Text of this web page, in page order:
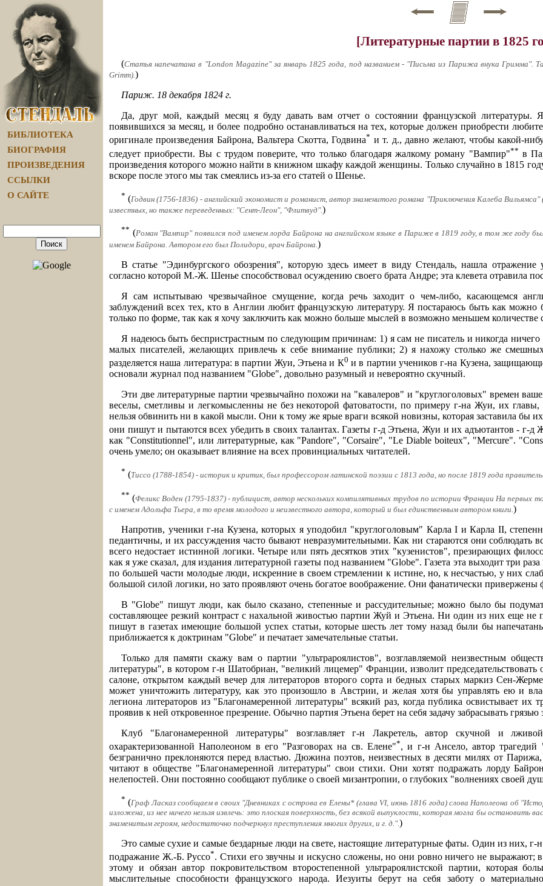
БИБЛИОТЕКА
БИОГРАФИЯ
ПРОИЗВЕДЕНИЯ
ССЫЛКИ
О САЙТЕ
[Литературные партии в 1825
(Статья напечатана в "London Magazine" за январь 1825 года, под названием - "Письма из Парижа внука Гримма".
Grimm).)
Париж. 18 декабря 1824 г.
Да, друг мой, каждый месяц я буду давать вам отчет о состоянии французской литературы.
появившихся за месяц, и более подробно останавливаться на тех, которые должен приобрести
оригинале произведения Байрона, Вальтера Скотта, Годвина* и т. д., давно желают, чтобы какой-
следует приобрести. Вы с трудом поверите, что только благодаря жалкому роману "Вампир"** в
произведения которого можно найти в книжном шкафу каждой женщины. Только случайно в 1815
вскоре после этого мы так смеялись из-за его статей о Шенье.
* (Годвин (1756-1836) - английский экономист и романист, автор знаменитого романа "Приключения Калеба Вильямса"
известных, но также переведенных: "Сент-Леон", "Флитвуд".)
** (Роман "Вампир" появился под именем лорда Байрона на английском языке в Париже в 1819 году, в том же году
именем Байрона. Автором его был Полидори, врач Байрона. )
В статье "Эдинбургского обозрения", которую здесь имеет в виду Стендаль, нашла отражение
согласно которой М.-Ж. Шенье способствовал осуждению своего брата Андре; эта клевета отравила
Я сам испытываю чрезвычайное смущение, когда речь заходит о чем-либо, касающемся
заблуждений всех тех, кто в Англии любит французскую литературу. Я постараюсь быть как можно
только по форме, так как я хочу заключить как можно больше мыслей в возможно меньшем количестве
Я надеюсь быть беспристрастным по следующим причинам: 1) я сам не писатель и никогда
малых писателей, желающих привлечь к себе внимание публики; 2) я нахожу столько же
разделяется наша литература: в партии Жуи, Этьена и К0 и в партии учеников г-на Кузена,
основали журнал под названием "Globe", довольно разумный и невероятно скучный.
Эти две литературные партии чрезвычайно похожи на "кавалеров" и "круглоголовых" времен
веселы, сметливы и легкомысленны не без некоторой фатоватости, по примеру г-на Жуи, их
нельзя обвинить ни в какой мысли. Они к тому же ярые враги всякой новизны, которая заставила бы
они пишут и пытаются всех убедить в своих талантах. Газеты г-д Этьена, Жуи и их адъютантов - г-д
как "Constitutionnel", или литературные, как "Pandore", "Corsaire", "Le Diable boiteux", "Mercure".
очень умело; он оказывает влияние на всех провинциальных читателей.
* (Тиссо (1788-1854) - историк и критик, был профессором латинской поэзии с 1813 года, но после 1819 года
** (Феликс Воден (1795-1837) - публицист, автор нескольких компилятивных трудов по истории Франции На первых
с именем Адольфа Тьера, в то время молодого и неизвестного автора, который и был единственным автором книги.)
Напротив, ученики г-на Кузена, которых я уподобил "круглоголовым" Карла I и Карла II,
педантичны, и их рассуждения часто бывают невразумительными. Как ни стараются они соблюдать
всего недостает истинной логики. Четыре или пять десятков этих "кузенистов", презирающих
как я уже сказал, для издания литературной газеты под названием "Globe". Газета эта выходит три
по большей части молодые люди, искренние в своем стремлении к истине, но, к несчастью, у них
большой силой логики, но зато проявляют очень богатое воображение. Они фанатически
В "Globe" пишут люди, как было сказано, степенные и рассудительные; можно было бы
составляющее резкий контраст с нахальной живостью партии Жуй и Этьена. Ни один из них еще не
пишут в газетах имеющие большой успех статьи, которые шесть лет тому назад были бы
приближается к доктринам "Globe" и печатает замечательные статьи.
Только для памяти скажу вам о партии "ультрароялистов", возглавляемой неизвестным
литературы", в котором г-н Шатобриан, "великий лицемер" Франции, изволит
салоне, открытом каждый вечер для литераторов второго сорта и бедных старых маркиз Сен-
может уничтожить литературу, как это произошло в Австрии, и желая хотя бы управлять ею и
легиона литераторов из "Благонамеренной литературы" всякий раз, когда публика освистывает их
проявив к ней откровенное презрение. Обычно партия Этьена берет на себя задачу забрасывать грязью
Клуб "Благонамеренной литературы" возглавляет г-н Лакретель, автор скучной и
охарактеризованной Наполеоном в его "Разговорах на св. Елене"*, и г-н Ансело, автор
безгранично преклоняются перед властью. Дюжина поэтов, неизвестных в десяти милях от
читают в обществе "Благонамеренной литературы" свои стихи. Они хотят подражать лорду
нелепостей. Они постоянно сообщают публике о своей мизантропии, о глубоких "волнениях своей
* (Граф Ласказ сообщаем в своих "Дневниках с острова ев Елены* (глава VI, июнь 1816 года) слова Наполеона об
изложена, из нее ничего нельзя извлечь: это плоская поверхность, без всякой выпуклости, которая могла бы остановить
знаменитым героям, недостаточно подчеркнул преступления многих других, и г. д.".)
Это самые сухие и самые бездарные люди на свете, настоящие литературные фаты. Один из них,
подражание Ж.-Б. Руссо*. Стихи его звучны и искусно сложены, но они ровно ничего не
этому и обязан автор покровительством второстепенной ультрароялистской партии, которая
мыслительные способности французского народа. Иезуиты берут на себя заботу о